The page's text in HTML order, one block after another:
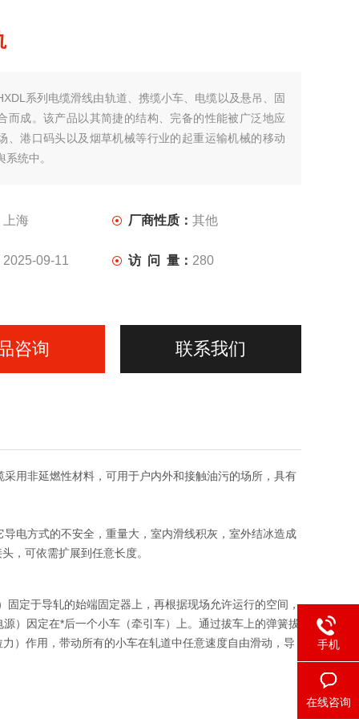
系列电缆滑线由轨道、携缆小车、电缆以及悬吊、固
而成。该产品以其简捷的结构、完备的性能被广泛地应
、港口码头以及烟草机械等行业的起重运输机械的移动
统中。
上海 厂商性质：其他
2025-09-11 访 问 量： 280
咨询 联系我们
用非延燃性材料，可用于户内外和接触油污的场所，具有
电方式的不安全，重量大，室内滑线积灰，室外结冰造成
，可依需扩展到任意长度。
定于导轧的始端固定器上，再根据现场允许运行的空间，
）因定在*后一个小车（牵引车）上。通过拔车上的弹簧拔
）作用，带动所有的小车在轧道中任意速度自由滑动，导
手机
在线咨询